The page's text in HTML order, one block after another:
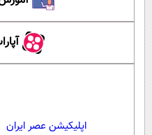
اپلیکیشن عصر ایران